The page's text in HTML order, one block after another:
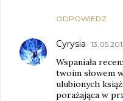
ODPOWIEDZ
Cyrysia
Wspaniała
twoim słowem
ulubionych
porażająca w